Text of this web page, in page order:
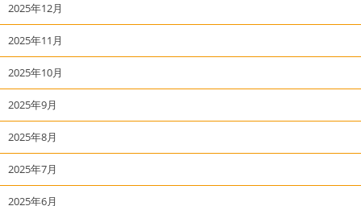
2025年12月
2025年11月
2025年10月
2025年9月
2025年8月
2025年7月
2025年6月